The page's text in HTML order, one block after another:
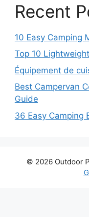
Recent
10 Easy Camping
Top 10
Équipement de
Best Campervan
Guide
36 Easy Camping
© 2026 Outdoor